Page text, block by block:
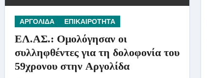
ΑΡΓΟΛΙΔΑ ΕΠΙΚΑΙΡΟΤΗΤΑ
ΕΛ.ΑΣ.: Ομολόγησαν οι
συλληφθέντες για τη δολοφονία του
59χρονου στην Αργολίδα